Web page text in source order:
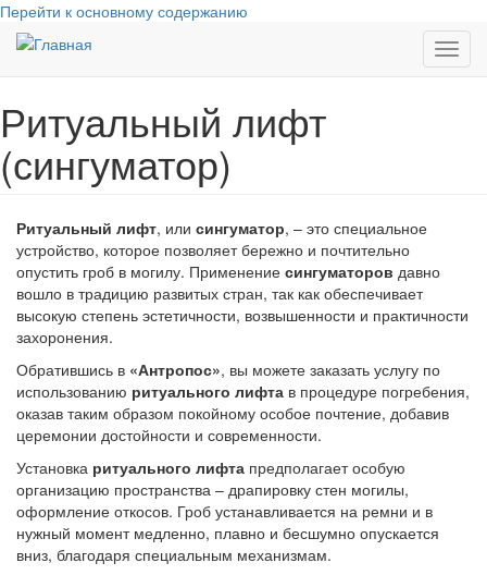
Перейти к основному содержанию
Ритуальный лифт
(сингуматор)
Ритуальный лифт, или сингуматор, – это специальное
устройство, которое позволяет бережно и почтительно
опустить гроб в могилу. Применение сингуматоров давно
вошло в традицию развитых стран, так как обеспечивает
высокую степень эстетичности, возвышенности и практичности
захоронения.
Обратившись в «Антропос», вы можете заказать услугу по
использованию ритуального лифта в процедуре погребения,
оказав таким образом покойному особое почтение, добавив
церемонии достойности и современности.
Установка ритуального лифта предполагает особую
организацию пространства – драпировку стен могилы,
оформление откосов. Гроб устанавливается на ремни и в
нужный момент медленно, плавно и бесшумно опускается
вниз, благодаря специальным механизмам.